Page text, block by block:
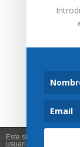
Web
Este sitio web utiliza
usuario. Si continúa